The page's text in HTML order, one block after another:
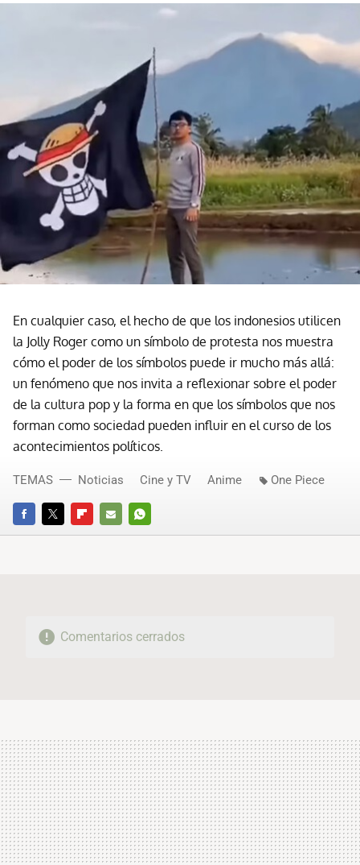
En cualquier caso, el hecho de que los indonesios utilicen
la Jolly Roger como un símbolo de protesta nos muestra
cómo el poder de los símbolos puede ir mucho más allá:
un fenómeno que nos invita a reflexionar sobre el poder
de la cultura pop y la forma en que los símbolos que nos
forman como sociedad pueden influir en el curso de los
acontecimientos políticos.
FACEBOOKTWITTERFLIPBOARD
E-
WHATSAPP
TEMAS Noticias Cine y TV Anime One Piece
Comentarios cerrados